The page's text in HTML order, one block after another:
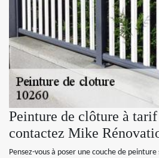
Peinture de clôture à tarif
contactez Mike
Pensez-vous à poser une couche de